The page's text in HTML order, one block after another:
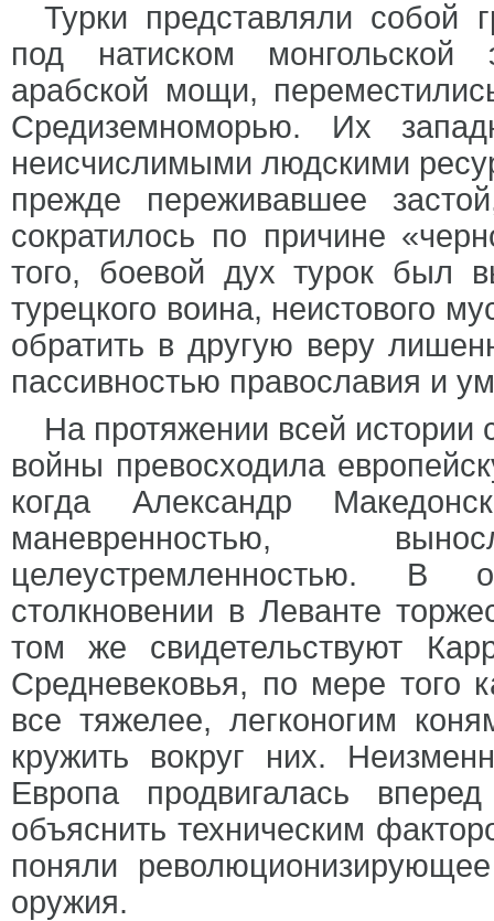
Турки представляли собой
под натиском монгольской
арабской мощи,
Средиземноморью. Их
неисчислимыми людскими
прежде переживавшее
сократилось по причине
того, боевой дух турок был
турецкого воина, неистового
обратить в другую веру
пассивностью православия и
На протяжении всей истории
войны превосходила
когда Александр
маневренностью,
целеустремленностью. В
столкновении в Леванте
том же свидетельствуют
Средневековья, по мере того
все тяжелее, легконогим
кружить вокруг них.
Европа продвигалась
объяснить техническим
поняли
оружия.